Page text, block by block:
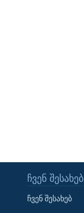
Learning English
ᲩᲕᲔᲜ ᲨᲔᲡᲐᲮᲔᲑ
ჩვენ შესახებ